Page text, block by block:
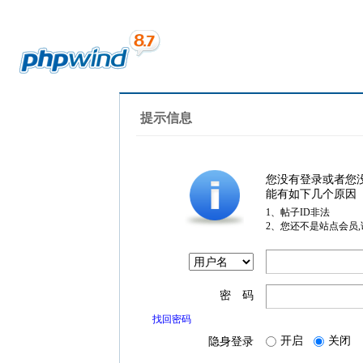
提示信息
您没有登录或者您
能有如下几个原因
1、帖子ID非法
2、您还不是站点会员
密 码
找回密码
隐身登录 开启 关闭